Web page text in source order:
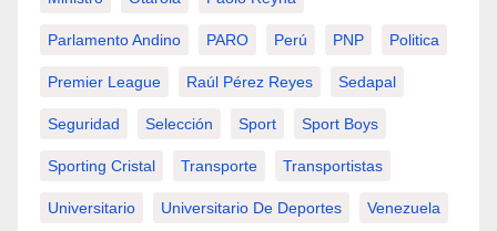
Parlamento Andino PARO Perú PNP Politica
Premier League Raúl Pérez Reyes Sedapal
Seguridad Selección Sport Sport Boys
Sporting Cristal Transporte Transportistas
Universitario Universitario De Deportes Venezuela